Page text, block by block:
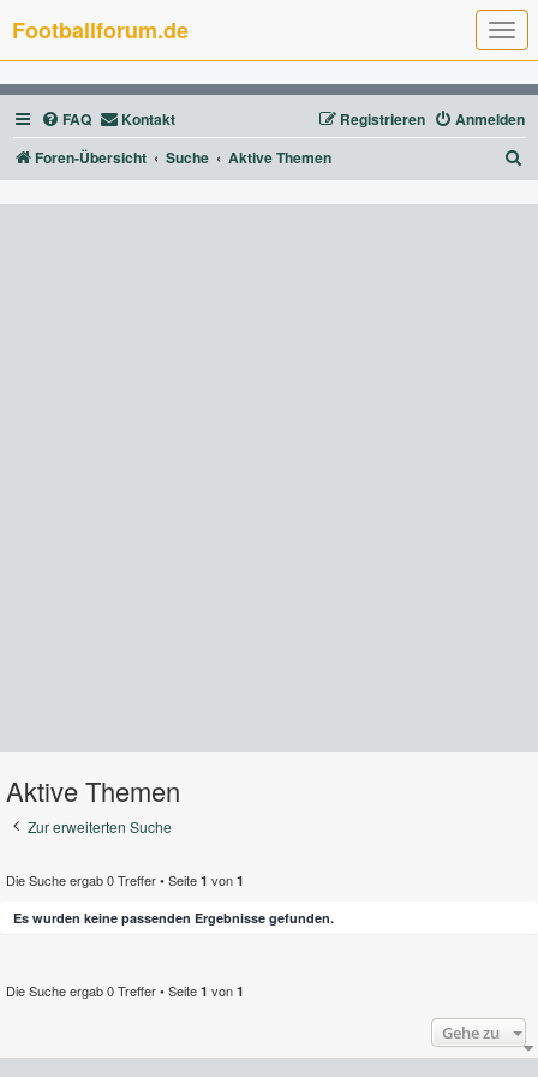
T
o
g
g
l
e
n
a
g
Footballforum.de
FAQ Kontakt Anmelden
Registrieren
Foren-Übersicht
Suche Aktive Themen
u
Aktive Themen
Zur erweiterten Suche
Die Suche ergab 0 Treffer • Seite 1 von 1
Es wurden keine passenden Ergebnisse gefunden.
Die Suche ergab 0 Treffer • Seite 1 von 1
Gehe zu